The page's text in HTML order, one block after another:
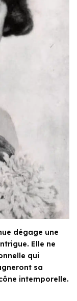
dégage une
Elle ne
qui
sa
intemporelle.